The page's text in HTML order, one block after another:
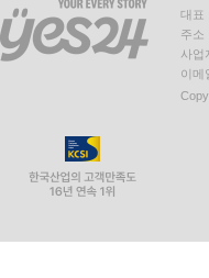
대표
주소
사업
이메